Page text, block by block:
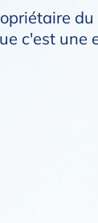
c'est une